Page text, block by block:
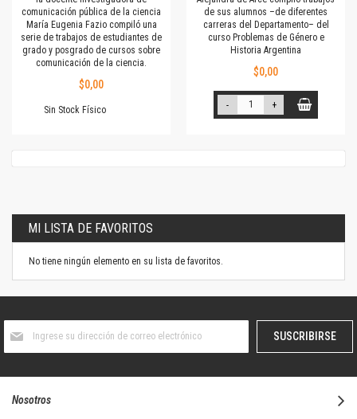
comunicación pública de la ciencia
María Eugenia Fazio compiló una
serie de trabajos de estudiantes de
grado y posgrado de cursos sobre
comunicación de la ciencia.
$0,00
Sin Stock Físico
de sus alumnos –de diferentes
carreras del Departamento– del
curso Problemas de Género e
Historia Argentina
$0,00
- +
MI LISTA DE FAVORITOS
No tiene ningún elemento en su lista de favoritos.
boletín
SUSCRIBIRSE
Nosotros